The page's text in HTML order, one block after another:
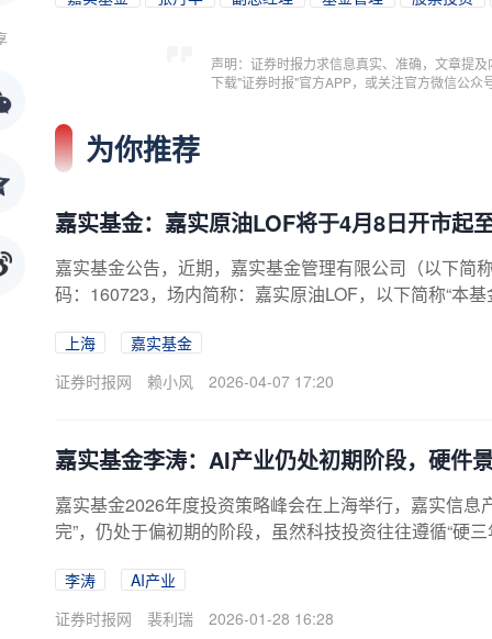
声明：证券时报力求信息真实、准确，文章提
下载"证券时报"官方APP，或关注官方微信公
为你推荐
嘉实基金：嘉实原油LOF将于4月8日开市起
嘉实基金公告，近期，嘉实基金管理有限公司（以下简
码：160723，场内简称：嘉实原油LOF，以下简称“本
牌期间，本基金赎回业务照常办理。若本基金2026年4
圳证券交易所申请盘中临时停
上海
嘉实基金
证券时报网
赖小风 2026-04-07 17:20
嘉实基金李涛：AI产业仍处初期阶段，硬件
嘉实基金2026年度投资策略峰会在上海举行，嘉实信
完”，仍处于偏初期的阶段，虽然科技投资往往遵循“硬
其商业模式和竞争格局的不确定性更高，需要投资者以
李涛
AI产业
证券时报网
裴利瑞 2026-01-28 16:28